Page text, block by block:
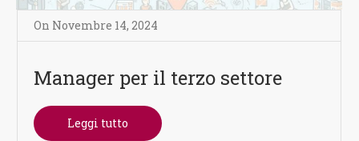
On Novembre 14, 2024
Manager per il terzo settore
Leggi tutto